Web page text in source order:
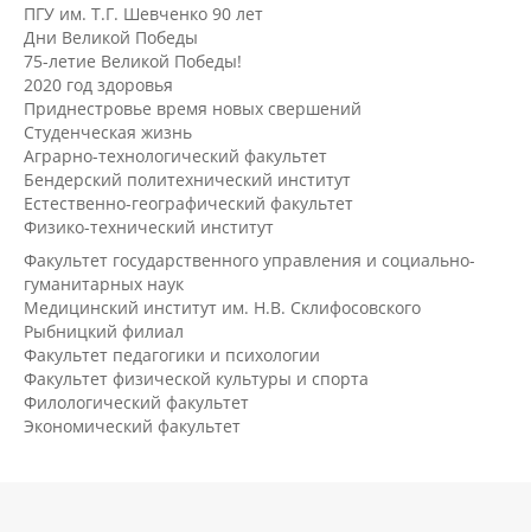
ПГУ им. Т.Г. Шевченко 90 лет
Дни Великой Победы
75-летие Великой Победы!
2020 год здоровья
Приднестровье время новых свершений
Студенческая жизнь
Аграрно-технологический факультет
Бендерский политехнический институт
Естественно-географический факультет
Физико-технический институт
Факультет государственного управления и социально-
гуманитарных наук
Медицинский институт им. Н.В. Склифосовского
Рыбницкий филиал
Факультет педагогики и психологии
Факультет физической культуры и спорта
Филологический факультет
Экономический факультет